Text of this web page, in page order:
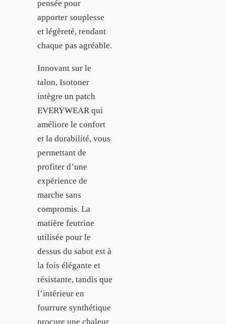
pensée pour
apporter souplesse
et légèreté, rendant
chaque pas agréable.
Innovant sur le
talon, Isotoner
intègre un patch
EVERYWEAR qui
améliore le confort
et la durabilité, vous
permettant de
profiter d’une
expérience de
marche sans
compromis. La
matière feutrine
utilisée pour le
dessus du sabot est à
la fois élégante et
résistante, tandis que
l’intérieur en
fourrure synthétique
procure une chaleur